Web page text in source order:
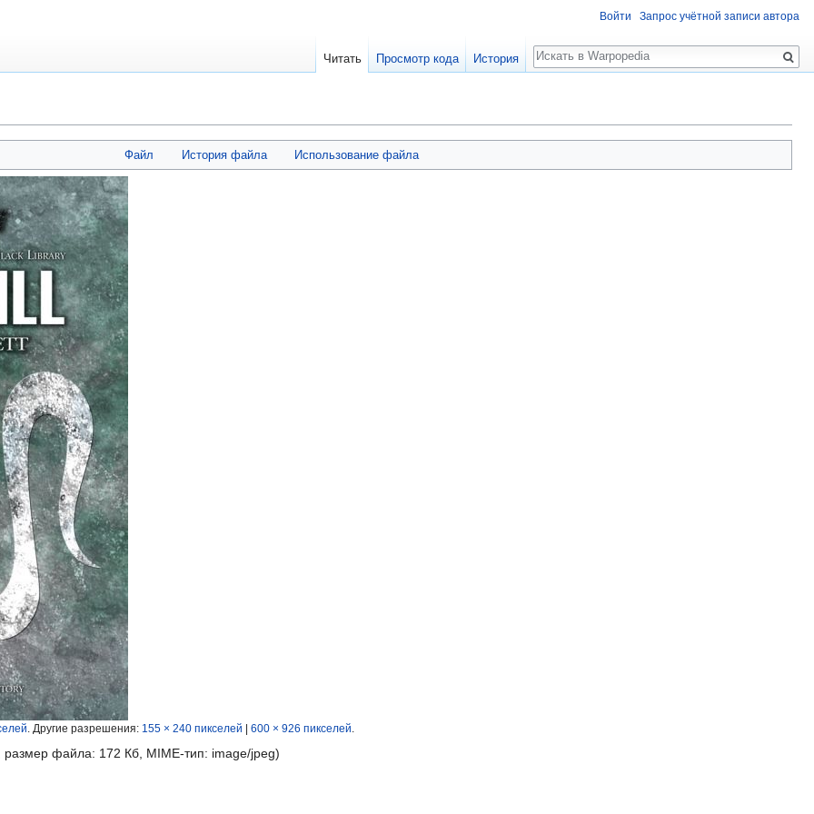
Файл История файла Использование файла
Другие разрешения: 155 × 240 пикселей 600 × 926 пикселей
размер файла: 172 Кб, MIME-тип: image/jpeg)
Войти Запрос учётной записи автора
Читать Просмотр кода История
Поиск